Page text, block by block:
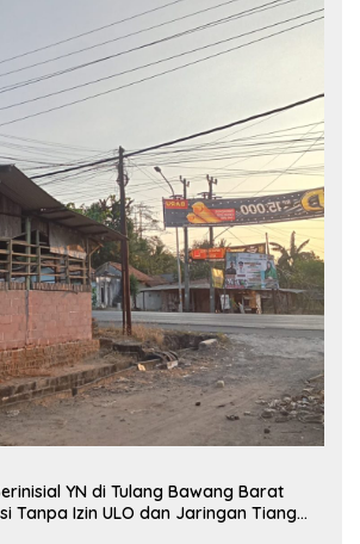
YN di Tulang Bawang Barat
Tanpa Izin ULO dan Jaringan Tiang